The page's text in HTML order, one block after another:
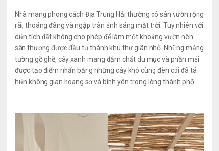
Nhà mang phong cách Địa Trung Hải thường có sân vườn rộng
rãi, thoáng đãng và ngập tràn ánh sáng mặt trời. Tuy nhiên với
diện tích đất không cho phép để làm một khoảng vườn nên
sân thượng được đầu tư thành khu thư giãn nhỏ. Những mảng
tường gồ ghề, cây xanh mang đậm chất du mục và phần mái
được tạo điểm nhấn bằng những cây khô cùng đèn cói đã tái
hiện không gian hoang sơ và bình yên trong lòng thành phố.